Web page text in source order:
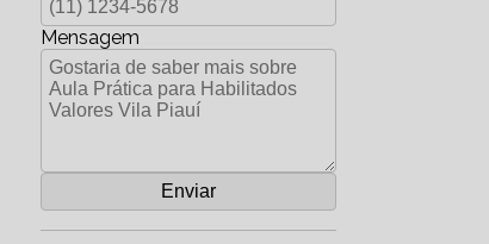
Mensagem